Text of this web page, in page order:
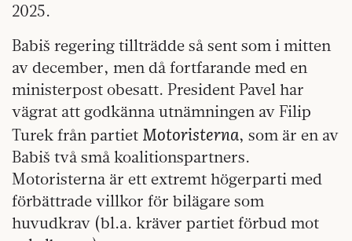
2025.
Babiš regering tillträdde så sent som i mitten
av december, men då fortfarande med en
ministerpost obesatt. President Pavel har
vägrat att godkänna utnämningen av Filip
Turek från partiet Motoristerna, som är en av
Babiš två små koalitionspartners.
Motoristerna är ett extremt högerparti med
förbättrade villkor för bilägare som
huvudkrav (bl.a. kräver partiet förbud mot